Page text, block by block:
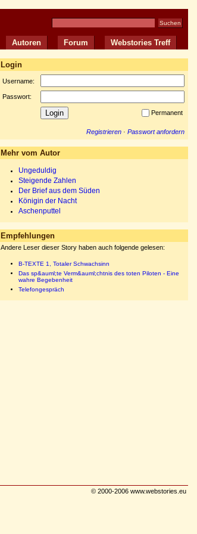
Autoren Forum Webstories Treff
Login
Username:
Passwort:
Permanent
Registrieren · Passwort anfordern
Mehr vom Autor
Ungeduldig
Steigende Zahlen
Der Brief aus dem Süden
Königin der Nacht
Aschenputtel
Empfehlungen
Andere Leser dieser Story haben auch folgende gelesen:
B-TEXTE 1, Totaler Schwachsinn
Das sp&auml;te Verm&auml;chtnis des toten Piloten - Eine
wahre Begebenheit
Telefongespräch
© 2000-2006 www.webstories.eu